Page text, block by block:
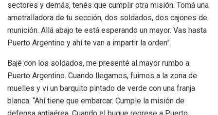
sectores y demás, tenés que cumplir otra misión. Tomá una
ametralladora de tu sección, dos soldados, dos cajones de
munición. Allá abajo te está esperando un mayor. Vas hasta
Puerto Argentino y ahí te van a impartir la orden”.
Bajé con los soldados, me presenté al mayor rumbo a
Puerto Argentino. Cuando llegamos, fuimos a la zona de
muelles y vi un barquito pintado de verde con una franja
blanca. “Ahí tiene que embarcar. Cumple la misión de
defensa antiaérea. Cuando el buque regrese a Puerto